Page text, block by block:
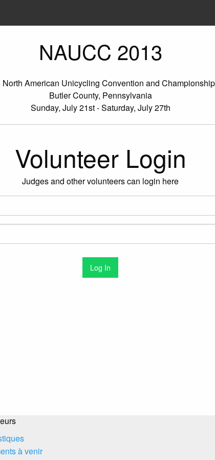
NAUCC 2013
North American Unicycling Convention and
Butler County, Pennsylvania
Sunday, July 21st - Saturday, July 27th
Volunteer Login
Judges and other volunteers can login here
à venir